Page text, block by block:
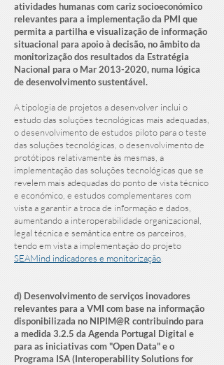
atividades humanas com cariz socioeconómico
relevantes para a implementação da PMI que
permita a partilha e visualização de informação
situacional para apoio à decisão, no âmbito da
monitorização dos resultados da Estratégia
Nacional para o Mar2013-2020, numa lógica
de desenvolvimento sustentável.
A tipologia de projetos a desenvolver inclui o
estudo das soluções tecnológicas mais adequadas,
o desenvolvimento de estudos piloto para o teste
das soluções tecnológicas, o desenvolvimento de
protótipos relativamente às mesmas, a
implementação das soluções tecnológicas que se
revelem mais adequadas do ponto de vista técnico
e económico, e estudos complementares com
vista a garantir a troca de informação e dados,
aumentando a interoperabilidade organizacional,
legal técnica e semântica entre os parceiros,
tendo em vista a implementação do projeto
SEAMind indicadores e monitorização
d) Desenvolvimento de serviços inovadores
relevantes para a VMI com base na informação
disponibilizada no NIPIM@R contribuindo para
a medida 3.2.5 da Agenda Portugal Digital e
para as iniciativas com "Open Data" e o
Programa ISA (Interoperability Solutions for